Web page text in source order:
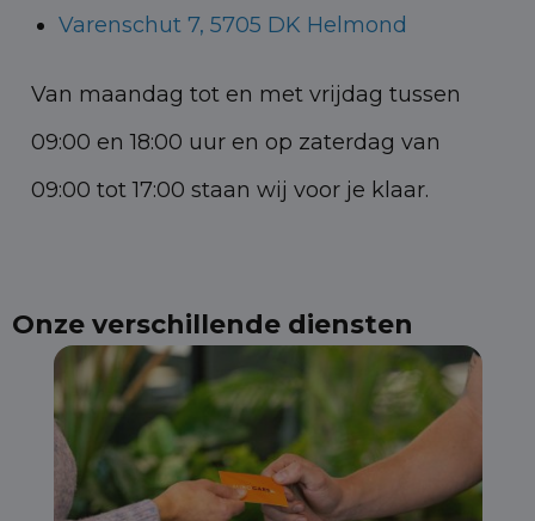
Varenschut 7, 5705 DK Helmond
Van maandag tot en met vrijdag tussen
09:00 en 18:00 uur en op zaterdag van
09:00 tot 17:00 staan wij voor je klaar.
Onze verschillende diensten